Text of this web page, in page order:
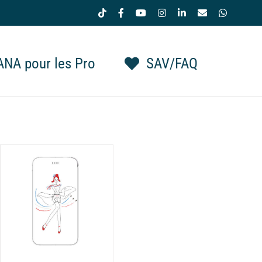
Tiktok FacebookYouTubeInstagramLinkedIn
Email
pour les Pro SAV/FAQ